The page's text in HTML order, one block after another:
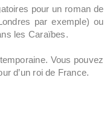
pour un roman de
par exemple) ou
les Caraïbes.
Vous pouvez
d’un roi de France.